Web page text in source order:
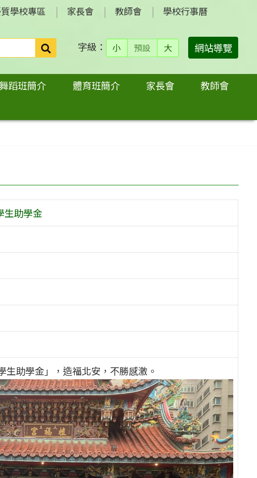
學校專區 家長會 教師會 學校行事曆
搜
尋：
字級： 小 預設 大 網站導覽
舞蹈班簡介 體育班簡介 家長會
教師會
生助學金
助學金」，造福北安，不勝感激。